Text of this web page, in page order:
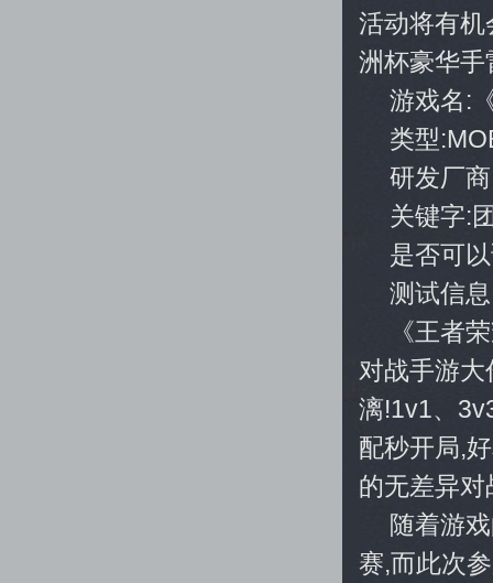
活动将有
洲杯豪华手
游戏名:
类型
研发厂
关键字:
是否可
测试信
《王者
对战手游
漓!1v1、
配秒开局,
的无差异对
随着游
赛,而此次